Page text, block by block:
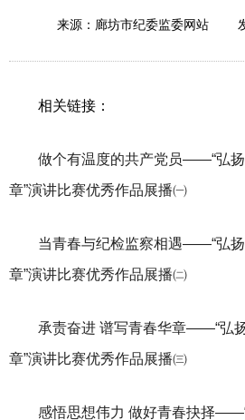
来源：廊坊市纪委监委网站
相关链接：
做个有温度的共产党员——“弘
章”演讲比赛优秀作品展播㈠
当青春与纪检监察相遇——“弘
章”演讲比赛优秀作品展播㈡
承责奋进 谱写青春华章——“弘
章”演讲比赛优秀作品展播㈢
感悟思想伟力 做好青春抉择